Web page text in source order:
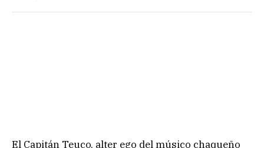
El Capitán Teuco, alter ego del músico chaqueño